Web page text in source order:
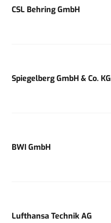
CSL Behring GmbH
Spiegelberg GmbH & Co. KG
BWI GmbH
Lufthansa Technik AG